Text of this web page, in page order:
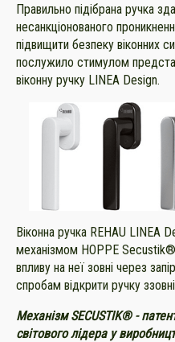
Правильно підібрана ручка
несанкціонованого
підвищити безпеку віконних
послужило стимулом
віконну ручку LINEA Design.
Віконна ручка REHAU LINEA
механізмом HOPPE
впливу на неї зовні через
спробам відкрити ручку
Механізм SECUSTIK® -
світового лідера у